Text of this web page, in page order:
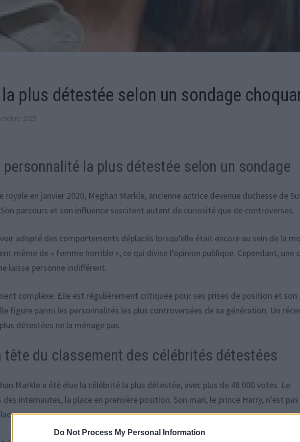
Do Not Process My Personal Information
plus détestée selon un sondage
2025
personnalité la plus détestée selon un sondage
en janvier 2020, Meghan Markle, ancienne actrice devenue duchesse de
parcours et son influence suscitent autant de curiosité que de controverses.
adopté des comportements déplacés lorsqu’elle était encore au sein de la
même de « femme horrible », ce qui divise l’opinion publique. Cependant, une
laisse personne indifférent.
complexe. Elle est régulièrement critiquée pour ses prises de position et son
figure parmi les personnalités les plus controversées de sa génération. Un
détestées ne la ménage pas.
tête du classement des célébrités détestées
Markle a été élue la célébrité la plus détestée, avec plus de 48 000 votes. Le
internautes, la place en première position. Son mari, le prince Harry, n’est